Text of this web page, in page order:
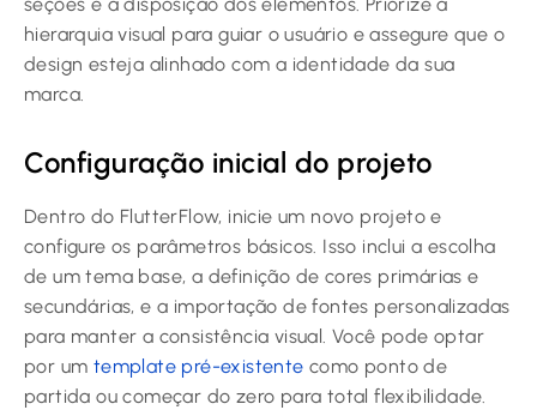
seções e a disposição dos elementos. Priorize a
hierarquia visual para guiar o usuário e assegure que o
design esteja alinhado com a identidade da sua
marca.
Configuração inicial do projeto
Dentro do FlutterFlow, inicie um novo projeto e
configure os parâmetros básicos. Isso inclui a escolha
de um tema base, a definição de cores primárias e
secundárias, e a importação de fontes personalizadas
para manter a consistência visual. Você pode optar
por um template pré-existente como ponto de
partida ou começar do zero para total flexibilidade.